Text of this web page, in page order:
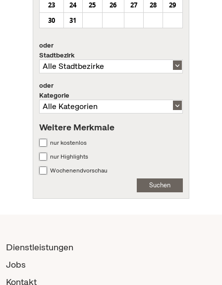
23
24 25 26 27 28
29
30
31
oder
Stadtbezirk
oder
Kategorie
Weitere Merkmale
nur kostenlos
nur Highlights
Wochenendvorschau
Suchen
Dienstleistungen
Jobs
Kontakt